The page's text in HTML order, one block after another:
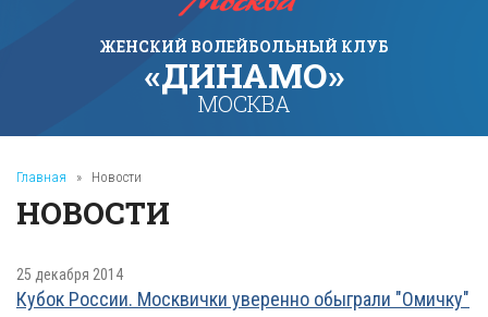
ЖЕНСКИЙ ВОЛЕЙБОЛЬНЫЙ КЛУБ
«ДИНАМО»
МОСКВА
Главная » Новости
НОВОСТИ
25 декабря 2014
Кубок России. Москвички уверенно обыграли "Омичку"